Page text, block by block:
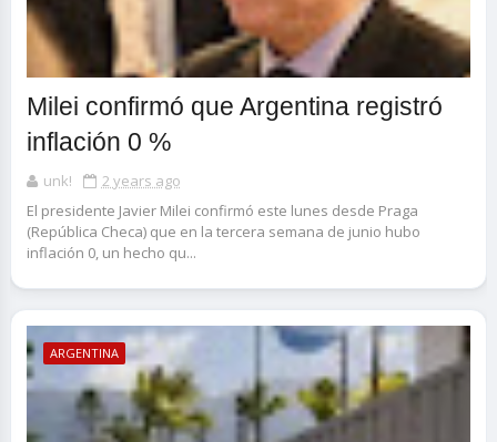
Milei confirmó que Argentina registró
inflación 0 %
unk!
2 years ago
El presidente Javier Milei confirmó este lunes desde Praga
(República Checa) que en la tercera semana de junio hubo
inflación 0, un hecho qu...
ARGENTINA